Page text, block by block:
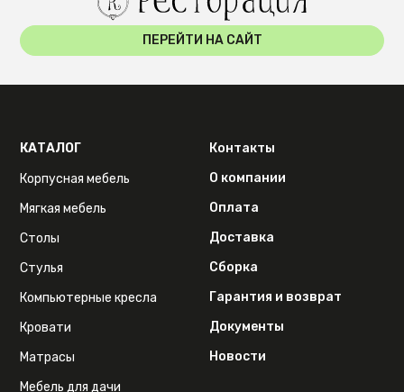
ПЕРЕЙТИ НА САЙТ
КАТАЛОГ
Корпусная мебель
Мягкая мебель
Столы
Стулья
Компьютерные кресла
Кровати
Матрасы
Мебель для дачи
Контакты
О компании
Оплата
Доставка
Сборка
Гарантия и возврат
Документы
Новости